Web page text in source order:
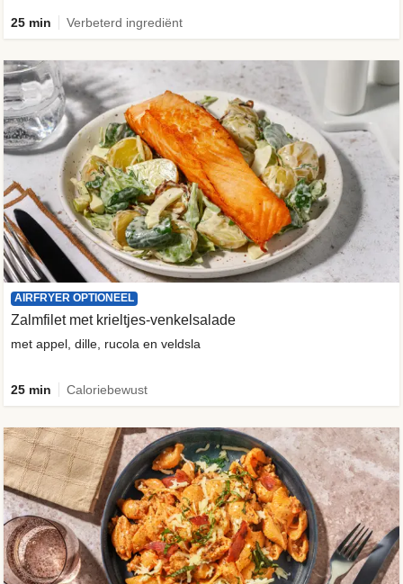
25 min Verbeterd ingrediënt
AIRFRYER OPTIONEEL
Zalmfilet met krieltjes-venkelsalade
met appel, dille, rucola en veldsla
25 min Caloriebewust